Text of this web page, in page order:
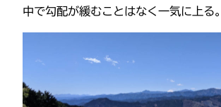
中で勾配が緩むことはなく一気に上る。